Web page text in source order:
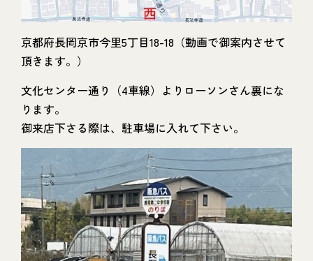
京都府長岡京市今里5丁目18-18（動画で御案内させて
頂きます。）
文化センター通り（4車線）よりローソンさん裏にな
ります。
御来店下さる際は、駐車場に入れて下さい。